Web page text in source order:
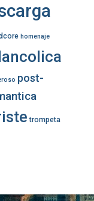
homenaje
post-
trompeta